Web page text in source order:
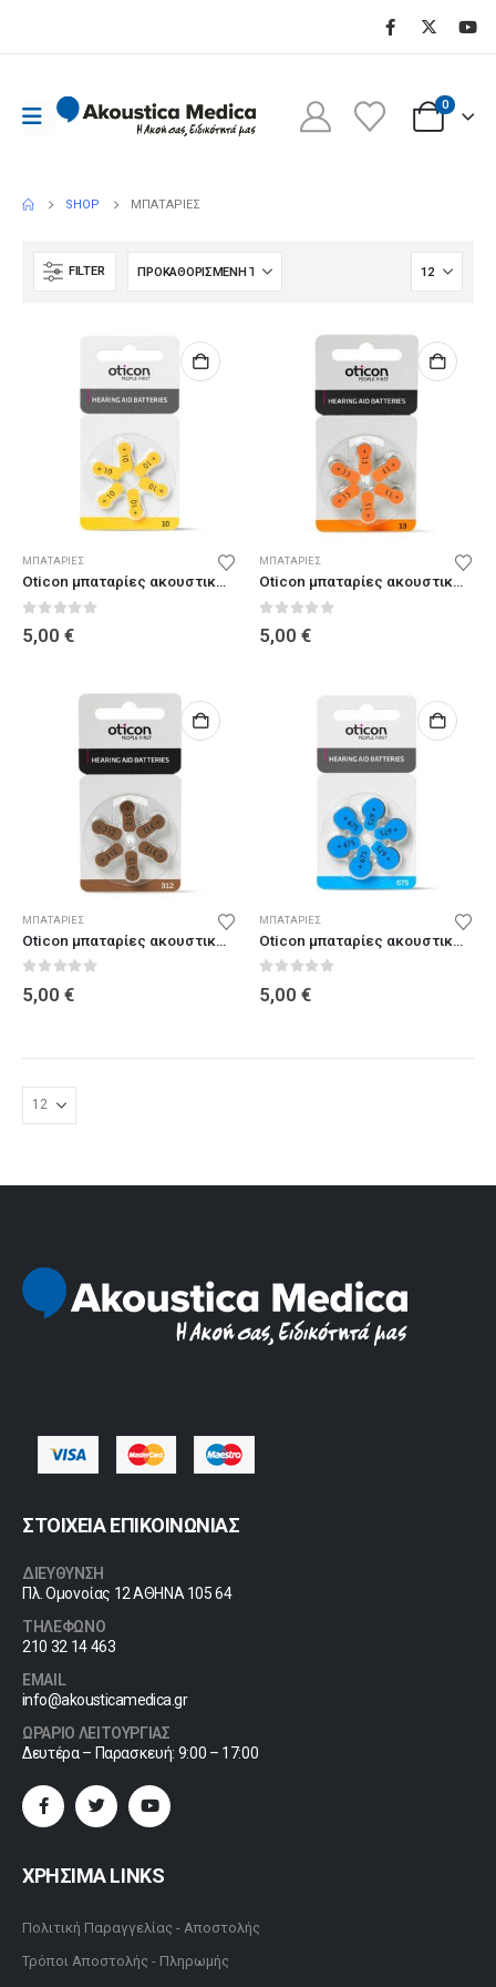
0
SHOP ΜΠΑΤΑΡΊΕΣ
FILTER
ΜΠΑΤΑΡΊΕΣ
Oticon μπαταρίες ακουστικών Νο 10 (πακέτο των 6)
0out of 5
5,00 €
ΜΠΑΤΑΡΊΕΣ
Oticon μπαταρίες ακουστικών Νο 13 (πακέτο των 6)
0out of 5
5,00 €
ΜΠΑΤΑΡΊΕΣ
Oticon μπαταρίες ακουστικών Νο 312 (πακέτο των 6)
0out of 5
5,00 €
ΜΠΑΤΑΡΊΕΣ
Oticon μπαταρίες ακουστικών Νο 675 (πακέτο των 6)
0out of 5
5,00 €
ΣΤΟΙΧΕΙΑ ΕΠΙΚΟΙΝΩΝΙΑΣ
ΔΙΕΥΘΥΝΣΗ
Πλ. Ομονοίας 12 ΑΘΗΝΑ 105 64
ΤΗΛΕΦΩΝΟ
210 32 14 463
EMAIL
info@akousticamedica.gr
ΩΡΑΡΙΟ ΛΕΙΤΟΥΡΓΙΑΣ
Δευτέρα – Παρασκευή: 9:00 – 17:00
ΧΡΗΣΙΜΑ LINKS
Πολιτική Παραγγελίας - Αποστολής
Τρόποι Αποστολής - Πληρωμής